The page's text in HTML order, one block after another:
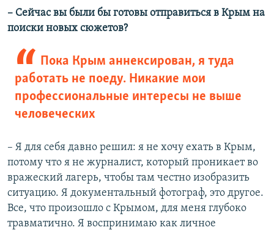
– Сейчас вы были бы готовы отправиться в Крым на
поиски новых сюжетов?
Пока Крым аннексирован, я туда
работать не поеду. Никакие мои
профессиональные интересы не выше
человеческих
– Я для себя давно решил: я не хочу ехать в Крым,
потому что я не журналист, который проникает во
вражеский лагерь, чтобы там честно изобразить
ситуацию. Я документальный фотограф, это другое.
Все, что произошло с Крымом, для меня глубоко
травматично. Я воспринимаю как личное